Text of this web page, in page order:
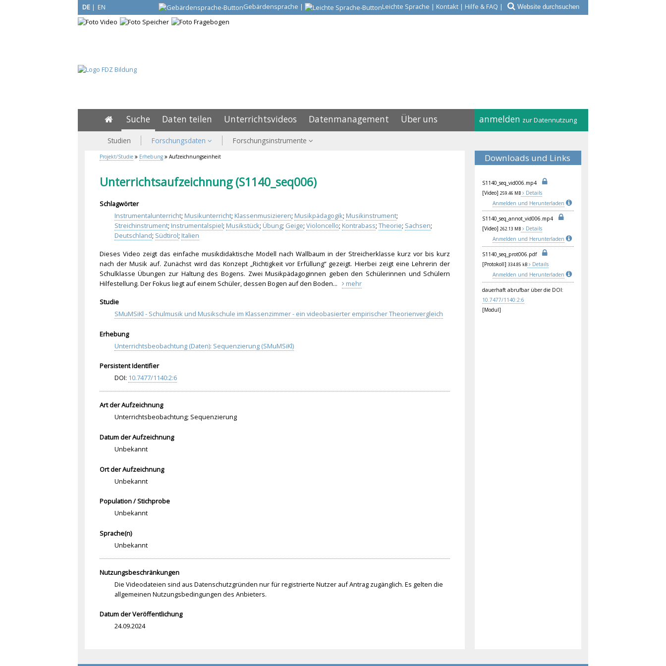
DE | EN Gebärdensprache | Leichte Sprache | Kontakt | Hilfe & FAQ |
anmelden zur Datennutzung
Suche Daten teilen Unterrichtsvideos Datenmanagement Über uns
Studien Forschungsdaten Forschungsinstrumente
Downloads und Links
S1140_seq _vid006.mp4
[Video] 259.46 MB
Details
Anmelden und Herunterladen
S1140_seq _annot _vid006.mp4
[Video] 262.13 MB
Details
Anmelden und Herunterladen
S1140_seq _prot006. pdf
[Protokoll] 334.85 kB
Details
Anmelden und Herunterladen
dauerhaft abrufbar über die DOI:
10.7477/1 140:2:6
[Modul]
Projekt/Studie Erhebung Aufzeichnungseinheit
Unterrichtsaufzeichnung (S1140_seq006)
Schlagwörter
Instrumentalunterricht; Musikunterricht; Klassenmusizieren; Musikpädagogik; Musikinstrument;
Streichinstrument; Instrumentalspiel; Musikstück; Übung; Geige; Violoncello; Kontrabass; Theorie; Sachsen;
Deutschland; Südtirol; Italien
Dieses Video zeigt das einfache musikdidaktische Modell nach Wallbaum in der Streicherklasse kurz vor bis kurz
nach der Musik auf. Zunächst wird das Konzept „Richtigkeit vor Erfüllung“ gezeigt. Hierbei zeigt eine Lehrerin der
Schulklasse Übungen zur Haltung des Bogens. Zwei Musikpädagoginnen geben den Schülerinnen und Schülern
Hilfestellung. Der Fokus liegt auf einem Schüler, dessen Bogen auf den Boden...
mehr
Studie
SMuMSiKl - Schulmusik und Musikschule im Klassenzimmer - ein videobasierter empirischer Theorienvergleich
Erhebung
Unterrichtsbeobachtung (Daten): Sequenzierung (SMuMSiKl)
Persistent Identifier
DOI: 10.7477/1 140:2:6
Art der Aufzeichnung
Unterrichtsbeobachtung; Sequenzierung
Datum der Aufzeichnung
Unbekannt
Ort der Aufzeichnung
Unbekannt
Population / Stichprobe
Unbekannt
Sprache(n)
Unbekannt
Nutzungsbeschränkungen
Die Videodateien sind aus Datenschutzgründen nur für registrierte Nutzer auf Antrag zugänglich. Es gelten die
allgemeinen Nutzungsbedingungen des Anbieters.
Datum der Veröffentlichung
24.09.2024